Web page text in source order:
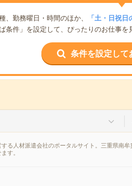
、勤務曜日・時間のほか、 「土・日祝日
条件」を設定して、ぴったりのお仕事を
条件を設定して
る人材派遣会社のポータルサイト。三重県南
す。